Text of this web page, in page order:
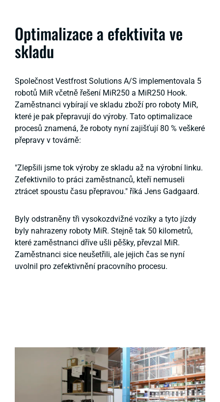
Optimalizace a efektivita ve
skladu
Společnost Vestfrost Solutions A/S implementovala 5
robotů MiR včetně řešení MiR250 a MiR250 Hook.
Zaměstnanci vybírají ve skladu zboží pro roboty MiR,
které je pak přepravují do výroby. Tato optimalizace
procesů znamená, že roboty nyní zajišťují 80 % veškeré
přepravy v továrně:
"Zlepšili jsme tok výroby ze skladu až na výrobní linku.
Zefektivnilo to práci zaměstnanců, kteří nemuseli
ztrácet spoustu času přepravou." říká Jens Gadgaard.
Byly odstraněny tři vysokozdvižné vozíky a tyto jízdy
byly nahrazeny roboty MiR. Stejně tak 50 kilometrů,
které zaměstnanci dříve ušli pěšky, převzal MiR.
Zaměstnanci sice neušetřili, ale jejich čas se nyní
uvolnil pro zefektivnění pracovního procesu.